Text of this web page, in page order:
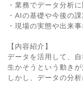
・業務でデータ分析
・AIの基礎や今後の
・現場の実態や出来
【内容紹介】
データを活用して、
生かそうという動きが
しかし、データの分